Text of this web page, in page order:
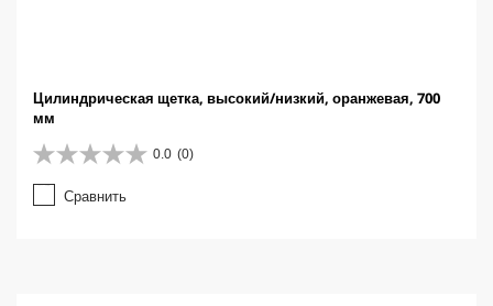
Цилиндрическая щетка, высокий/низкий, оранжевая, 700
мм
0.0 (0)
0
.
0
Сравнить